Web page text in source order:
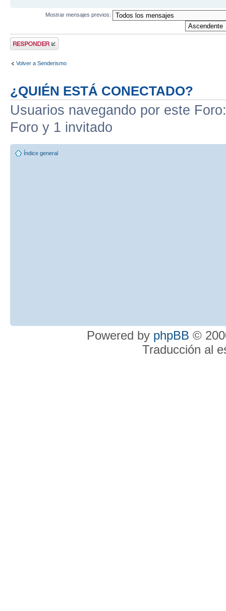
Mostrar mensajes previos:
Publicar una
respuesta
Volver a Senderismo
¿QUIÉN ESTÁ CONECTADO?
Usuarios navegando por este
Foro y 1 invitado
Índice general
Powered by phpBB ©
Traducción al